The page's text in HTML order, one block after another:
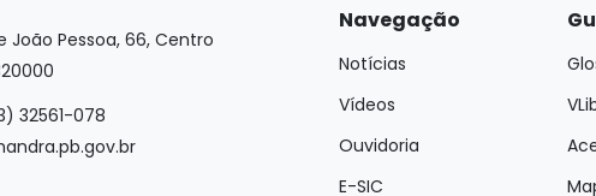
João Pessoa, 66, Centro
32561-078
Navegação
Notícias
Vídeos
Ouvidoria
E-SIC